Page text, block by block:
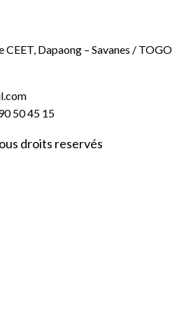
CEET, Dapaong – Savanes / TOGO
50 45 15
droits reservés